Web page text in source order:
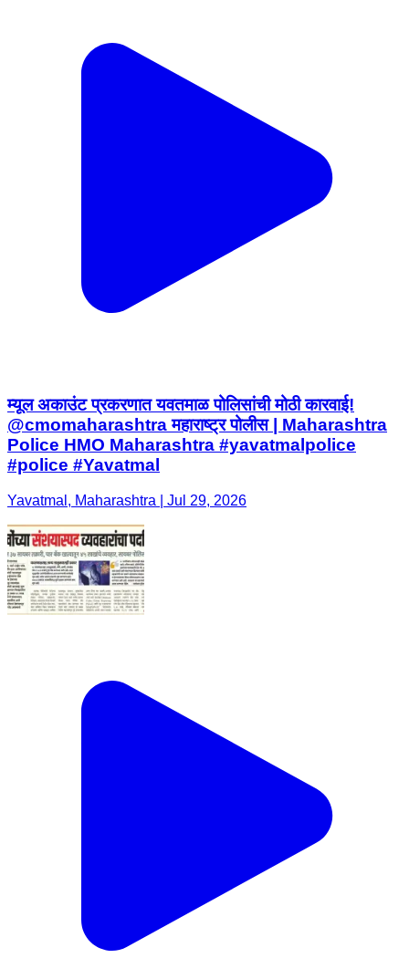
म्यूल अकाउंट प्रकरणात यवतमाळ पोलिसांची मोठी कारवाई!
@cmomaharashtra महाराष्ट्र पोलीस | Maharashtra
Police HMO Maharashtra #yavatmalpolice
#police #Yavatmal
Yavatmal, Maharashtra | Jul 29, 2026